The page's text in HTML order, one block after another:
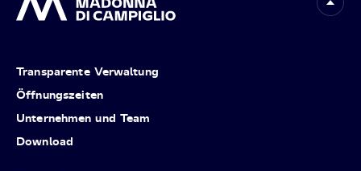
Transparente Verwaltung
Öffnungszeiten
Unternehmen und Team
Download